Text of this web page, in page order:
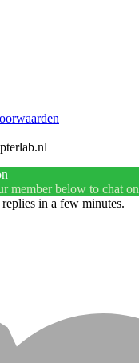
member below to chat on
in a few minutes.